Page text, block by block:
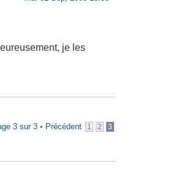
je les
3 sur 3 • Précédent 1 2 3